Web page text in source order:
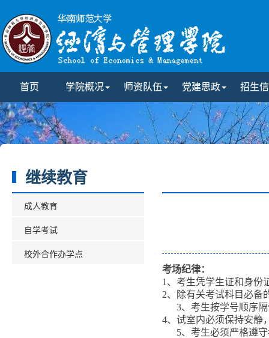
首页 学院概况 师资队伍 党建思政 招生
继续教育
成人教育
自学考试
校外合作办学点
考场纪律：
1 、考生凭学生证和身份
2、除有关考试科目必备
3、考生按学号顺序
4、试室内必须保持安静
5、考生必须严格遵